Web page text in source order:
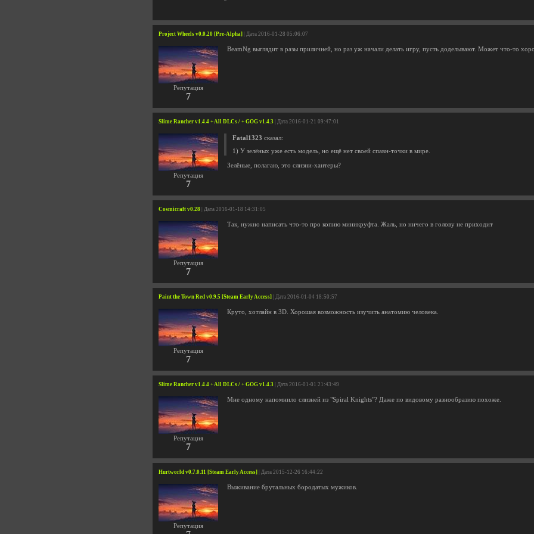
Project Wheels v0.0.20 [Pre-Alpha] | Дата 2016-01-28 05:06:07
Репутация
7
BeamNg выглядит в разы приличней, но раз уж начали делать игру, пусть доделывают. Может что-то
Slime Rancher v1.4.4 + All DLCs / + GOG v1.4.3 | Дата 2016-01-21 09:47:01
Репутация
7
Fatal1323 сказал:
1) У зелёных уже есть модель, но ещё нет своей спавн-точки в мире.
Зелёные, полагаю, это слизни-хантеры?
Cosmicraft v0.28 | Дата 2016-01-18 14:31:05
Репутация
7
Так, нужно написать что-то про копию миникруфта. Жаль, но ничего в голову не приходит
Paint the Town Red v0.9.5 [Steam Early Access] | Дата 2016-01-04 18:50:57
Репутация
7
Круто, хотлайн в 3D. Хорошая возможность изучить анатомию человека.
Slime Rancher v1.4.4 + All DLCs / + GOG v1.4.3 | Дата 2016-01-01 21:43:49
Репутация
7
Мне одному напомнило слизней из "Spiral Knights"? Даже по видовому разнообразию похоже.
Hurtworld v0.7.0.11 [Steam Early Access] | Дата 2015-12-26 16:44:22
Репутация
Выживание брутальных бородатых мужиков.